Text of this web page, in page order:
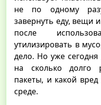
не по одному
завернуть еду, вещи
после
утилизировать в
дело. Но уже
на сколько долго
пакеты, и какой
среде.